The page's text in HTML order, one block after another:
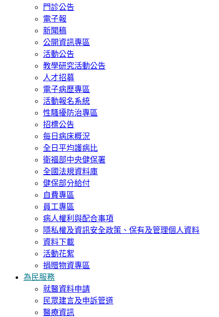
門診公告
電子報
新聞稿
公開資訊專區
活動公告
教學研究活動公告
人才招募
電子病歷專區
活動報名系統
性騷擾防治專區
招標公告
每日病床概況
全日平均護病比
衛福部中央健保署
全國法規資料庫
健保部分給付
自費專區
員工專區
病人權利與配合事項
隱私權及資訊安全政策、保有及管理個人資料
資料下載
活動花絮
捐贈物資專區
為民服務
就醫資料申請
民眾建言及申訴管道
醫療資訊